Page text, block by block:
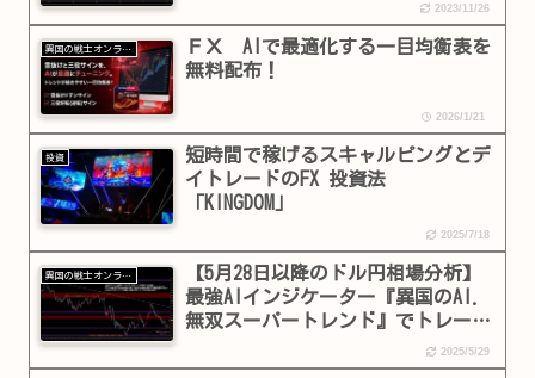
2023/11/26
異国の戦士オンラインショップ
ＦＸ AIで最適化する一目均衡表を
無料配布！
2026/1/21
投資
短時間で稼げるスキャルピングとデ
イトレードのFX 投資法
「KINGDOM」
2025/7/18
異国の戦士オンラインショップ
【5月28日以降のドル円相場分析】
最強AIインジケーター『異国のAI.
無双スーパートレンド』でトレード
2025/5/29